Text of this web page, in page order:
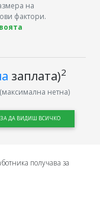
на
фактори.
заплата)2
(максимална нетна)
ДА ВИДИШ ВСИЧКО
получава за